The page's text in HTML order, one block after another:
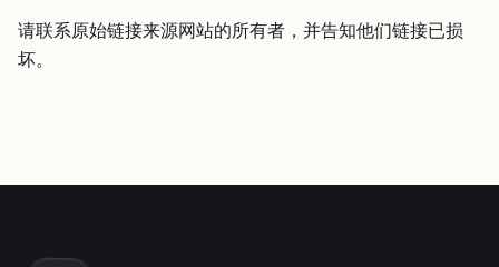
请联系原始链接来源网站的所有者，并告知他们链接已损
坏。